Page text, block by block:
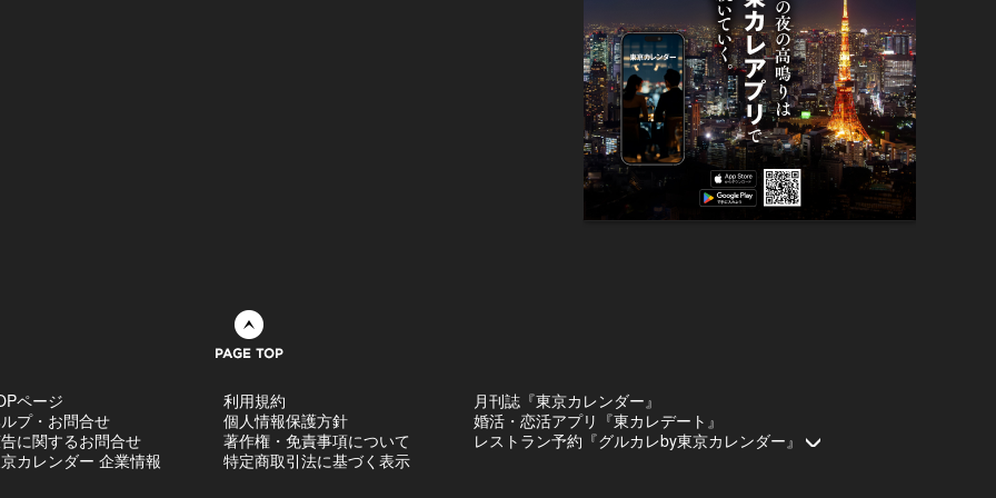
ページ
プ・お問合せ
に関するお問合せ
カレンダー 企業情報
利用規約
個人情報保護方針
著作権・免責事項について
特定商取引法に基づく表示
月刊誌『東京カレンダー』
婚活・恋活アプリ『東カレデート』
レストラン予約『グルカレby東京カレンダー』